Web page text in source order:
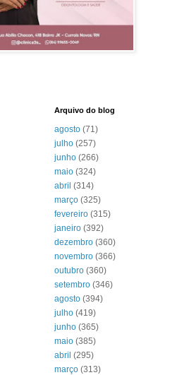
Arquivo do blog
agosto (71)
julho (257)
junho (266)
maio (324)
abril (314)
março (325)
fevereiro (315)
janeiro (392)
dezembro (360)
novembro (366)
outubro (360)
setembro (346)
agosto (394)
julho (419)
junho (365)
maio (385)
abril (295)
março (313)